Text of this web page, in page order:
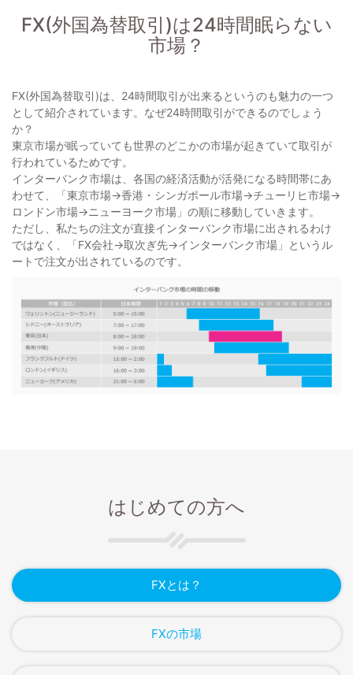
FX(外国為替取引)は24時間眠らない
市場？
FX(外国為替取引)は、24時間取引が出来るというのも魅力の一つ
として紹介されています。なぜ24時間取引ができるのでしょう
か？
東京市場が眠っていても世界のどこかの市場が起きていて取引が
行われているためです。
インターバンク市場は、各国の経済活動が活発になる時間帯にあ
わせて、「東京市場→香港・シンガポール市場→チューリヒ市場→
ロンドン市場→ニューヨーク市場」の順に移動していきます。
ただし、私たちの注文が直接インターバンク市場に出されるわけ
ではなく、「FX会社→取次ぎ先→インターバンク市場」というル
ートで注文が出されているのです。
はじめての方へ
FXとは？
FXの市場